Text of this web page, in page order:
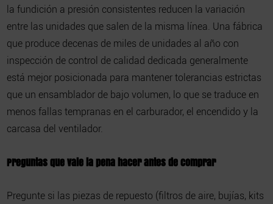
la fundición a presión consistentes reducen la variación
entre las unidades que salen de la misma línea. Una fábrica
que produce decenas de miles de unidades al año con
inspección de control de calidad dedicada generalmente
está mejor posicionada para mantener tolerancias estrictas
que un ensamblador de bajo volumen, lo que se traduce en
menos fallas tempranas en el carburador, el encendido y la
carcasa del ventilador.
Preguntas que vale la pena hacer antes de comprar
Pregunte si las piezas de repuesto (filtros de aire, bujías, kits